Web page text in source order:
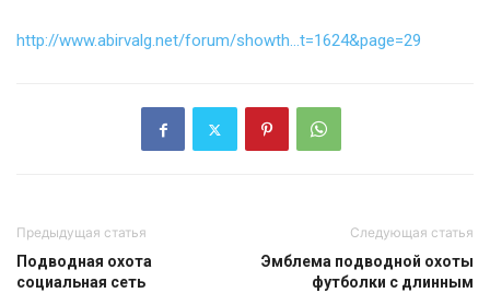
http://www.abirvalg.net/forum/showth…t=1624&page=29
Предыдущая статья
Подводная охота
социальная сеть
Следующая статья
Эмблема подводной охоты
футболки с длинным